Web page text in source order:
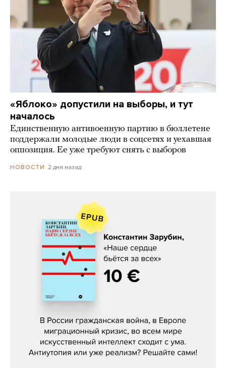
«Яблоко» допустили на выборы, и тут
началось
Единственную антивоенную партию в бюллетене
поддержали молодые люди в соцсетях и уехавшая
оппозиция. Ее уже требуют снять с выборов
НОВОСТИ 2 дня назад
Константин Зарубин, «Наше сердце